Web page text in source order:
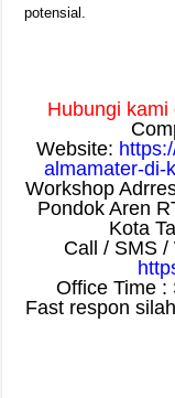
potensial.
Hubungi
Website:
almamater-di-
Workshop
Pondok Aren
Kota
Call / SMS
Office Time :
Fast respon